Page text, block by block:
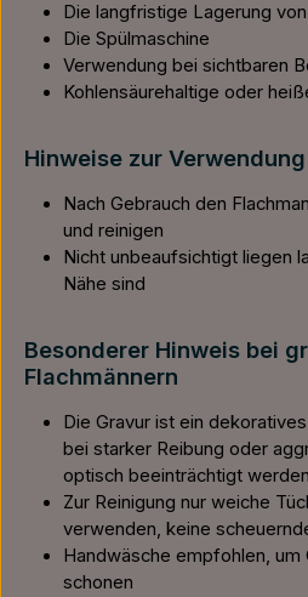
Die langfristige Lagerung
Die Spülmaschine
Verwendung bei sichtbaren
Kohlensäurehaltige oder
Hinweise zur Verwendung
Nach Gebrauch den
und reinigen
Nicht unbeaufsichtigt liegen
Nähe sind
Besonderer Hinweis bei
Flachmännern
Die Gravur ist ein
bei starker Reibung oder
optisch beeinträchtigt werden
Zur Reinigung nur weiche
verwenden, keine
Handwäsche empfohlen, um
schonen